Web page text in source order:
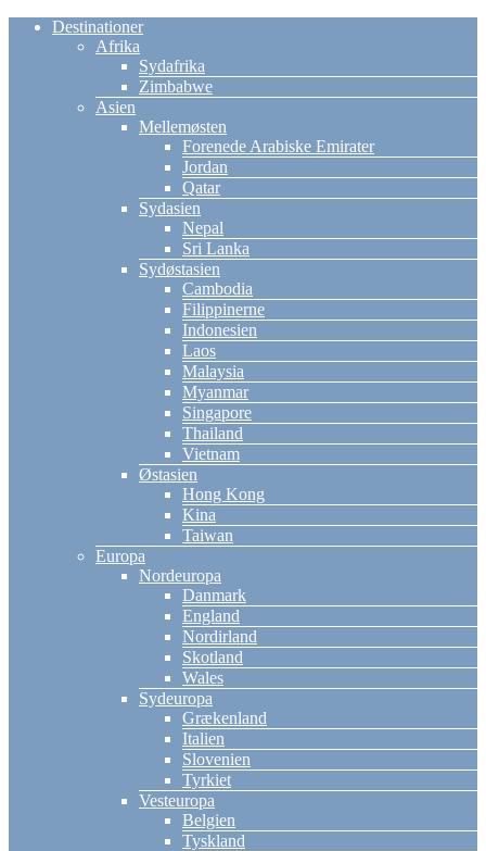
Destinationer
Afrika
Sydafrika
Zimbabwe
Asien
Mellemøsten
Forenede Arabiske Emirater
Jordan
Qatar
Sydasien
Nepal
Sri Lanka
Sydøstasien
Cambodia
Filippinerne
Indonesien
Laos
Malaysia
Myanmar
Singapore
Thailand
Vietnam
Østasien
Hong Kong
Kina
Taiwan
Europa
Nordeuropa
Danmark
England
Nordirland
Skotland
Wales
Sydeuropa
Grækenland
Italien
Slovenien
Tyrkiet
Vesteuropa
Belgien
Tyskland